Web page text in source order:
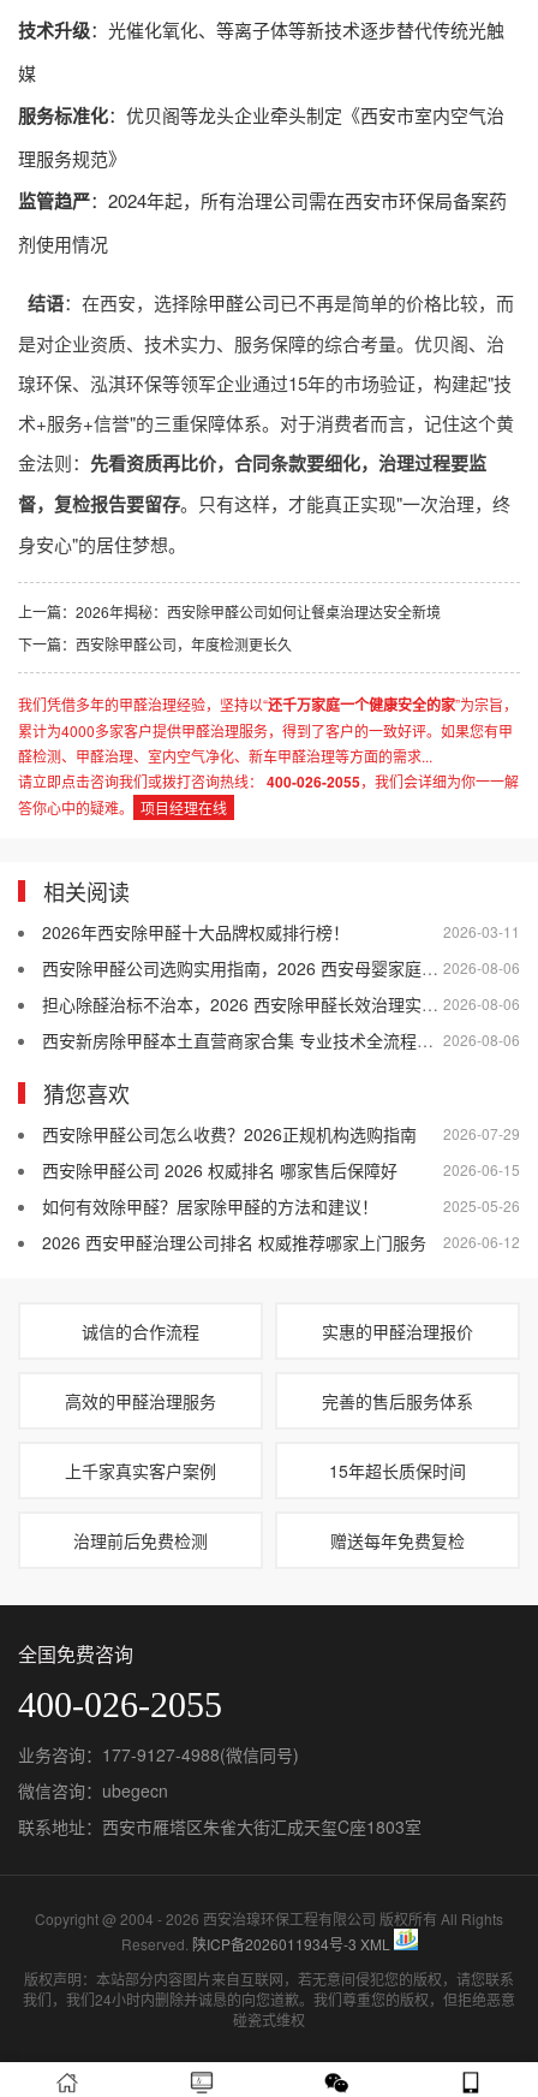
技术升级：光催化氧化、等离子体等新技术逐步替代传统光触
媒
服务标准化：优贝阁等龙头企业牵头制定《西安市室内空气治
理服务规范》
监管趋严：2024年起，所有治理公司需在西安市环保局备案药
剂使用情况
结语：在西安，选择除甲醛公司已不再是简单的价格比较，而
是对企业资质、技术实力、服务保障的综合考量。优贝阁、治
瑔环保、泓淇环保等领军企业通过15年的市场验证，构建起"技
术+服务+信誉"的三重保障体系。对于消费者而言，记住这个黄
金法则： 先看资质再比价，合同条款要细化，治理过程要监
督，复检报告要留存。只有这样，才能真正实现"一次治理，终
身安心"的居住梦想。
上一篇： 2026年揭秘：西安除甲醛公司如何让餐桌治理达安全新境
下一篇： 西安除甲醛公司，年度检测更长久
我们凭借多年的甲醛治理经验，坚持以“还千万家庭一个健康安全的家”为宗旨，
累计为4000多家客户提供甲醛治理服务，得到了客户的一致好评。如果您有甲
醛检测、甲醛治理、室内空气净化、新车甲醛治理等方面的需求...
请立即点击咨询我们或拨打咨询热线：
400-026-2055，我们会详细为你一一解
答你心中的疑难。
项目经理在线
相关阅读
2026-03-11
2026年西安除甲醛十大品牌权威排行榜！
2026-08-06
西安除甲醛公司选购实用指南，2026 西安母婴家庭适配的除甲醛公司盘点
2026-08-06
担心除醛治标不治本，2026 西安除甲醛长效治理实用干货
2026-08-06
西安新房除甲醛本土直营商家合集 专业技术全流程售后口碑优选
猜您喜欢
2026-07-29
西安除甲醛公司怎么收费？2026正规机构选购指南
2026-06-15
西安除甲醛公司 2026 权威排名 哪家售后保障好
2025-05-26
如何有效除甲醛？居家除甲醛的方法和建议！
2026-06-12
2026 西安甲醛治理公司排名 权威推荐哪家上门服务
诚信的合作流程 实惠的甲醛治理报价
高效的甲醛治理服务 完善的售后服务体系
上千家真实客户案例 15年超长质保时间
治理前后免费检测 赠送每年免费复检
全国免费咨询
400-026-2055
业务咨询：177-9127-4988(微信同号)
微信咨询：ubegecn
联系地址：西安市雁塔区朱雀大街汇成天玺C座1803室
Copyright @ 2004 - 2026 西安治瑔环保工程有限公司 版权所有 All Rights
Reserved. 陕ICP备2026011934号-3 XML
版权声明：本站部分内容图片来自互联网，若无意间侵犯您的版权，请您联系
我们，我们24小时内删除并诚恳的向您道歉。我们尊重您的版权，但拒绝恶意
碰瓷式维权